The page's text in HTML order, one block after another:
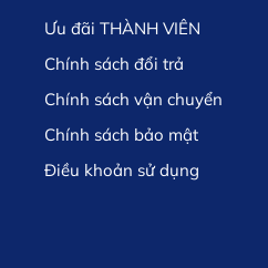
Ưu đãi THÀNH VIÊN
Chính sách đổi trả
Chính sách vận chuyển
Chính sách bảo mật
Điều khoản sử dụng